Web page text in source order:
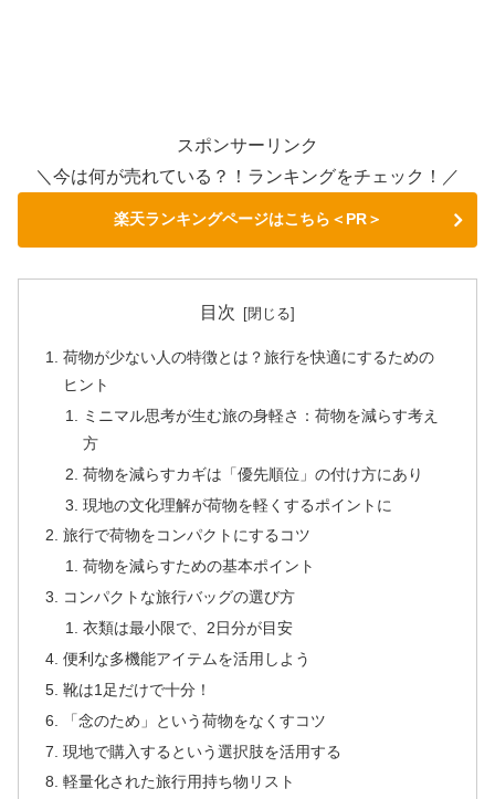
スポンサーリンク
＼今は何が売れている？！ランキングをチェック！／
楽天ランキングページはこちら＜PR＞
目次
荷物が少ない人の特徴とは？旅行を快適にするための
ヒント
ミニマル思考が生む旅の身軽さ：荷物を減らす考え
方
荷物を減らすカギは「優先順位」の付け方にあり
現地の文化理解が荷物を軽くするポイントに
旅行で荷物をコンパクトにするコツ
荷物を減らすための基本ポイント
コンパクトな旅行バッグの選び方
衣類は最小限で、2日分が目安
便利な多機能アイテムを活用しよう
靴は1足だけで十分！
「念のため」という荷物をなくすコツ
現地で購入するという選択肢を活用する
軽量化された旅行用持ち物リスト